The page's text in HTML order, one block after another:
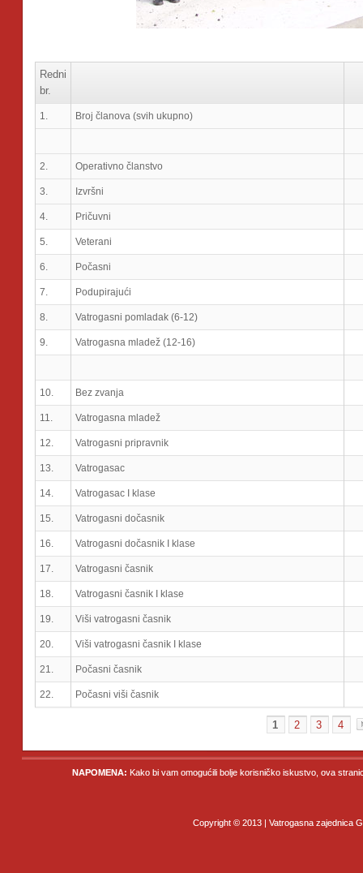
Redni
br.
1. Broj članova (svih ukupno)
2. Operativno članstvo
3. Izvršni
4. Pričuvni
5. Veterani
6. Počasni
7. Podupirajući
8. Vatrogasni pomladak (6-12)
9. Vatrogasna mladež (12-16)
10. Bez zvanja
11. Vatrogasna mladež
12. Vatrogasni pripravnik
13. Vatrogasac
14. Vatrogasac I klase
15. Vatrogasni dočasnik
16. Vatrogasni dočasnik I klase
17. Vatrogasni časnik
18. Vatrogasni časnik I klase
19. Viši vatrogasni časnik
20. Viši vatrogasni časnik I klase
21. Počasni časnik
22. Počasni viši časnik
1 2 3 4
NAPOMENA: Kako bi vam omogućili bolje korisničko iskustvo, ova
Copyright © 2013 | Vatrogasna zajednica